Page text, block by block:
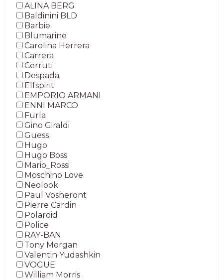
ALINA BERG
Baldinini BLD
Barbie
Blumarine
Carolina Herrera
Carrera
Cerruti
Despada
Elfspirit
EMPORIO ARMANI
ENNI MARCO
Furla
Gino Giraldi
Guess
Hugo
Hugo Boss
Mario_Rossi
Moschino Love
Neolook
Paul Vosheront
Pierre Cardin
Polaroid
Police
RAY-BAN
Tony Morgan
Valentin Yudashkin
VOGUE
William Morris